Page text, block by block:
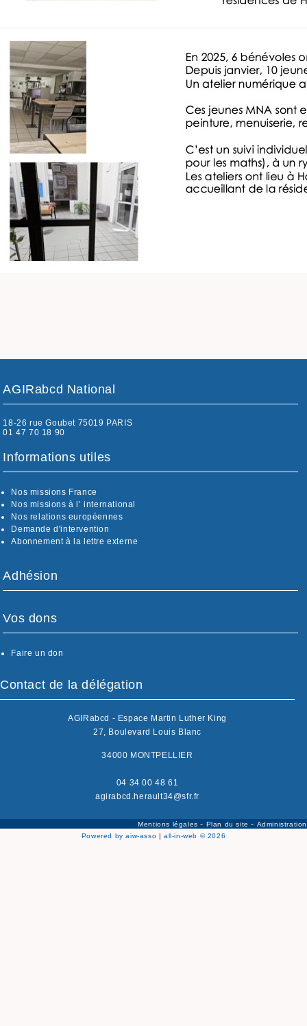
AGIRabcd National
18-26 rue Goubet 75019 PARIS
01 47 70 18 90
Informations utiles
Nos missions France
Nos missions à l’ international
Nos relations européennes
Demande d'intervention
Abonnement à la lettre externe
Adhésion
Vos dons
Faire un don
Contact de la délégation
AGIRabcd - Espace Martin Luther King
27, Boulevard Louis Blanc
34000 MONTPELLIER
04 34 00 48 61
agirabcd.herault34@sfr.fr
Mentions légales- Plan du site- Administration
Powered by aiw-asso | all-in-web © 2026